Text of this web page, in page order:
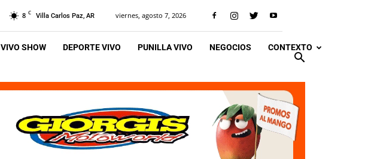
8 C Villa Carlos Paz, AR viernes, agosto 7, 2026
VIVO SHOW DEPORTE VIVO PUNILLA VIVO NEGOCIOS CONTEXTO